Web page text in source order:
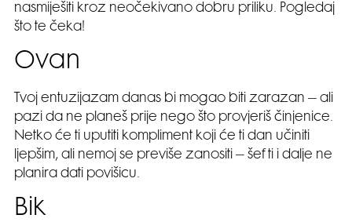
nasmiješiti kroz neočekivano dobru priliku. Pogledaj
što te čeka!
Ovan
Tvoj entuzijazam danas bi mogao biti zarazan – ali
pazi da ne planeš prije nego što provjeriš činjenice.
Netko će ti uputiti kompliment koji će ti dan učiniti
ljepšim, ali nemoj se previše zanositi – šef ti i dalje ne
planira dati povišicu.
Bik